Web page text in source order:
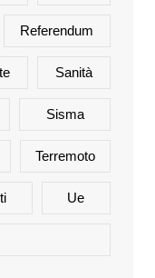
Referendum
Sanità
Sisma
Terremoto
Ue